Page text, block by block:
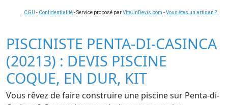
CGU - Confidentialité- Service proposé parViteUnDevis.com -Vous êtes un artisan ?
PISCINISTE PENTA-DI-CASINCA
(20213) : DEVIS PISCINE
COQUE, EN DUR, KIT
Vous rêvez de faire construire une piscine sur Penta-di-